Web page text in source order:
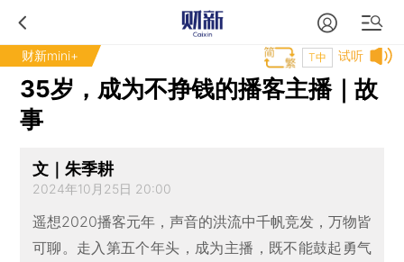
财新mini+ 试听
T中
35岁，成为不挣钱的播客主播｜故
事
文｜朱季耕
2024年10月25日 20:00
遥想2020播客元年，声音的洪流中千帆竞发，万物皆
可聊。走入第五个年头，成为主播，既不能鼓起勇气